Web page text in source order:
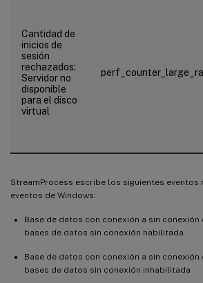
Cantidad de
inicios de
sesión
rechazados:
Servidor no
disponible
para el disco
virtual
StreamProcess escribe los siguientes eventos
eventos de Windows:
Base de datos con conexión a sin
bases de datos sin conexión habilitada
Base de datos con conexión a sin
bases de datos sin conexión inhabilitada